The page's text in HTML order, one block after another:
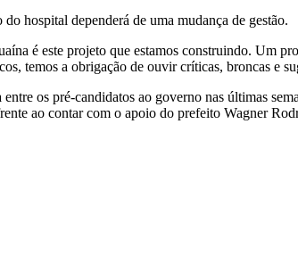
hospital dependerá de uma mudança de gestão.
é este projeto que estamos construindo. Um
temos a obrigação de ouvir críticas, broncas e
os pré-candidatos ao governo nas últimas
ao contar com o apoio do prefeito Wagner